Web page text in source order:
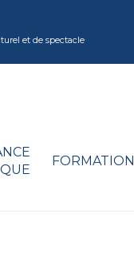
et de spectacle
FORMATION